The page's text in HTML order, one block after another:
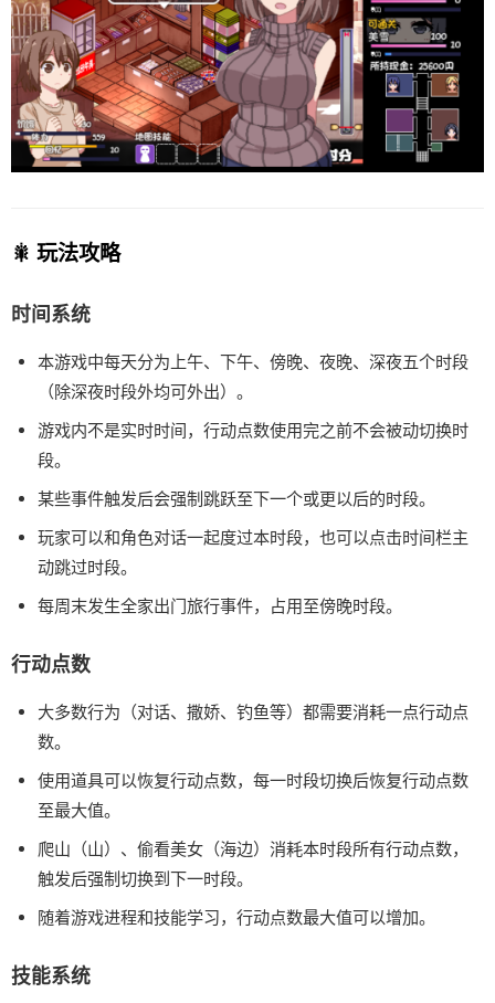
🎇 玩法攻略
时间系统
本游戏中每天分为上午、下午、傍晚、夜晚、深夜五个时段
（除深夜时段外均可外出）。
游戏内不是实时时间，行动点数使用完之前不会被动切换时
段。
某些事件触发后会强制跳跃至下一个或更以后的时段。
玩家可以和角色对话一起度过本时段，也可以点击时间栏主
动跳过时段。
每周末发生全家出门旅行事件，占用至傍晚时段。
行动点数
大多数行为（对话、撒娇、钓鱼等）都需要消耗一点行动点
数。
使用道具可以恢复行动点数，每一时段切换后恢复行动点数
至最大值。
爬山（山）、偷看美女（海边）消耗本时段所有行动点数，
触发后强制切换到下一时段。
随着游戏进程和技能学习，行动点数最大值可以增加。
技能系统